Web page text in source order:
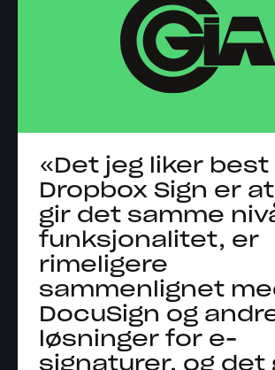
«Det jeg liker best
Dropbox Sign er
gir det samme
funksjonalitet, er
rimeligere
sammenlignet
DocuSign og
løsninger for e-
signaturer, og det